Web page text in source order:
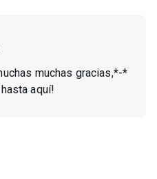
muchas gracias,*-*
aquí!